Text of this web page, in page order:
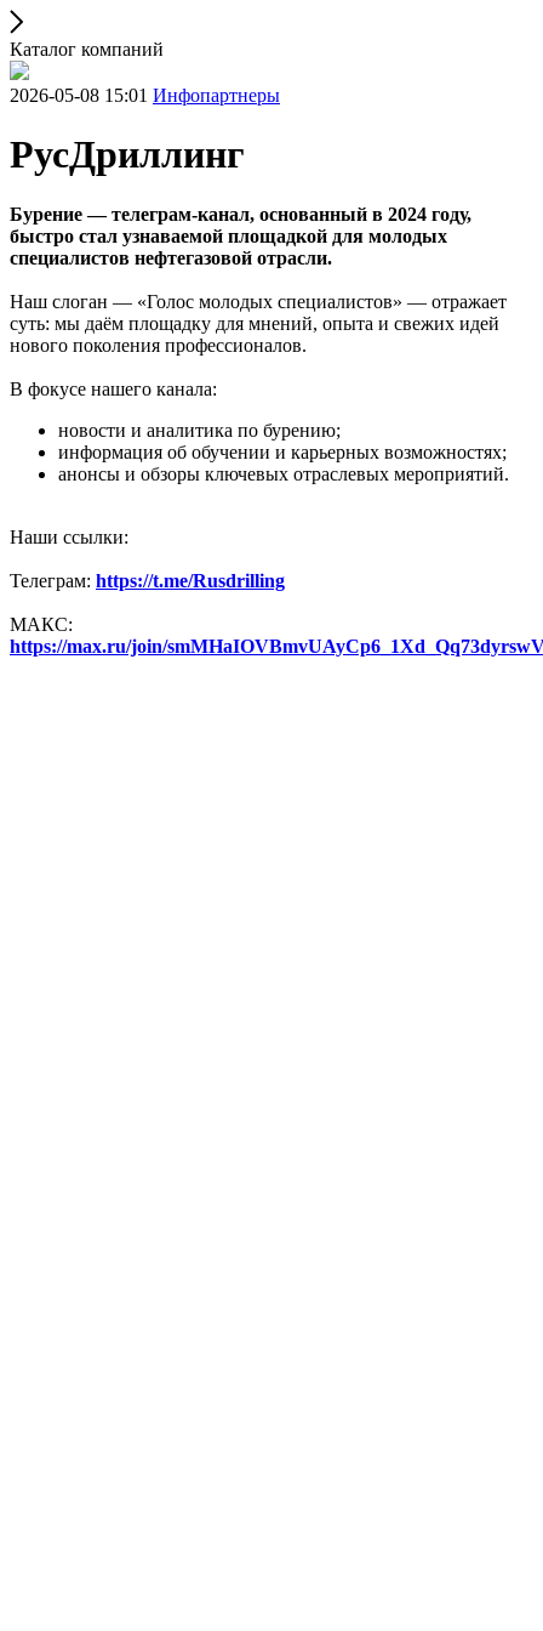
Каталог компаний
2026-05-08 15:01 Инфопартнеры
РусДриллинг
Бурение — телеграм-канал, основанный в 2024 году,
быстро стал узнаваемой площадкой для молодых
специалистов нефтегазовой отрасли.
Наш слоган — «Голос молодых специалистов» — отражает
суть: мы даём площадку для мнений, опыта и свежих идей
нового поколения профессионалов.
В фокусе нашего канала:
новости и аналитика по бурению;
информация об обучении и карьерных возможностях;
анонсы и обзоры ключевых отраслевых мероприятий.
Наши ссылки:
Телеграм: https://t.me/Rusdrilling
МАКС:
https://max.ru/join/